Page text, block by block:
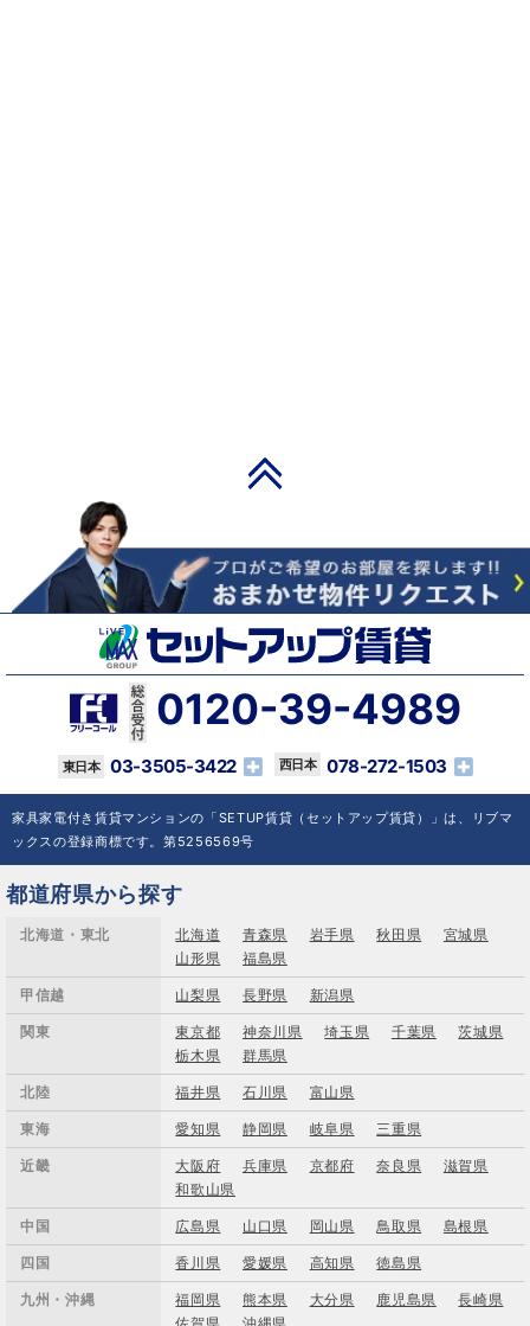
0120-39-4989
03-3505-3422 078-272-1503
家具家電付き賃貸マンションの「SETUP賃貸（セットアップ賃貸）」は、リブマ
ックスの登録商標です。第5256569号
都道府県から探す
北海道・東北 北海道 青森県 岩手県 秋田県
宮城県
山形県
福島県
甲信越 山梨県 長野県 新潟県
関東 東京都 神奈川県 埼玉県 千葉県
茨城県
栃木県
群馬県
北陸 福井県 石川県 富山県
東海 愛知県 静岡県 岐阜県 三重県
近畿 大阪府 兵庫県 京都府 奈良県
滋賀県
和歌山県
中国 広島県 山口県 岡山県 鳥取県 島根県
四国 香川県 愛媛県 高知県 徳島県
九州・沖縄 福岡県 熊本県 大分県 鹿児島県
長崎県